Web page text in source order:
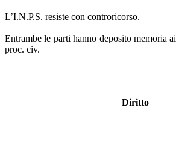
L’I.N.P.S. resiste con controricorso.
Entrambe le parti hanno deposito memoria
proc. civ.
Diritto